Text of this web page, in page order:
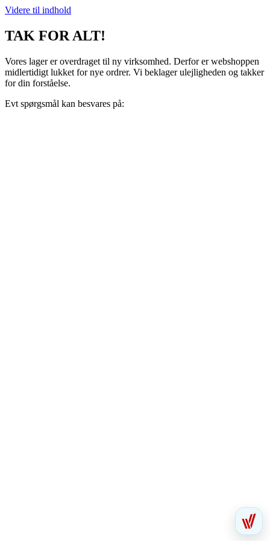
Videre til indhold
TAK FOR ALT!
Vores lager er overdraget til ny virksomhed. Derfor er webshoppen
midlertidigt lukket for nye ordrer. Vi beklager ulejligheden og takker
for din forståelse.
Evt spørgsmål kan besvares på: